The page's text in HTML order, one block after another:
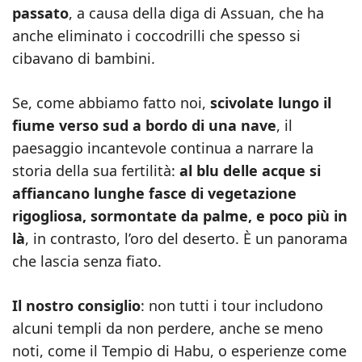
passato, a causa della diga di Assuan, che ha
anche eliminato i coccodrilli che spesso si
cibavano di bambini.
Se, come abbiamo fatto noi, scivolate lungo il
fiume verso sud a bordo di una nave, il
paesaggio incantevole continua a narrare la
storia della sua fertilità: al blu delle acque si
affiancano lunghe fasce di vegetazione
rigogliosa, sormontate da palme, e poco più in
là, in contrasto, l’oro del deserto. È un panorama
che lascia senza fiato.
Il nostro consiglio: non tutti i tour includono
alcuni templi da non perdere, anche se meno
noti, come il Tempio di Habu, o esperienze come